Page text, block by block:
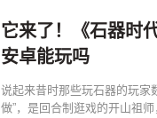
它来了！《石器时
安卓能玩吗
说起来昔时那些玩石器的玩家
做”，是回合制逛戏的开山祖